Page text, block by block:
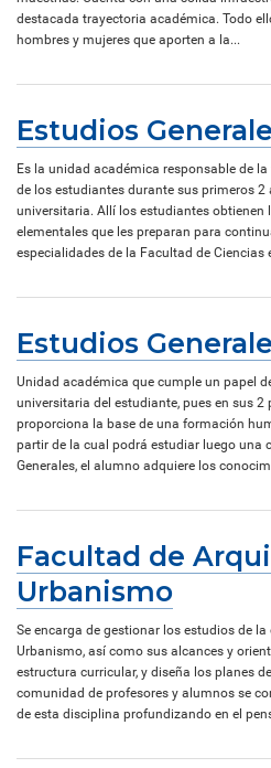
destacada trayectoria académica. Todo
hombres y mujeres que aporten a la...
Estudios
Es la unidad académica responsable de
de los estudiantes durante sus primeros 2
universitaria. Allí los estudiantes
elementales que les preparan para
especialidades de la Facultad de Ciencias
Estudios
Unidad académica que cumple un papel
universitaria del estudiante, pues en sus 2
proporciona la base de una formación
partir de la cual podrá estudiar luego una
Generales, el alumno adquiere los
Facultad de
Urbanismo
Se encarga de gestionar los estudios de
Urbanismo, así como sus alcances y
estructura curricular, y diseña los planes
comunidad de profesores y alumnos se
de esta disciplina profundizando en el